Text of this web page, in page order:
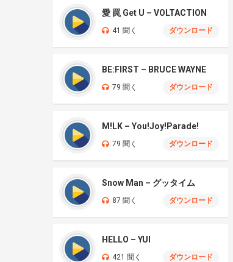
愛 罠 Get U – VOLTACTION
41 聞く ダウンロード
BE:FIRST – BRUCE WAYNE
79 聞く ダウンロード
M!LK – You!Joy!Parade!
79 聞く ダウンロード
Snow Man – グッタイム
87 聞く ダウンロード
HELLO – YUI
421 聞く ダウンロード